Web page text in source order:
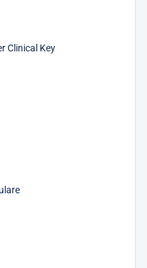
Clinical Key